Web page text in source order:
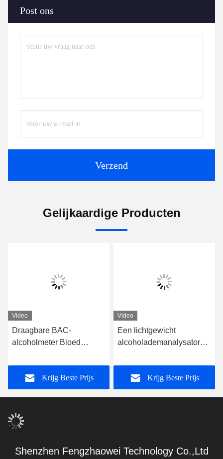
Post ons
Verzend
Gelijkaardige Producten
Video
Draagbare BAC-
alcoholmeter Bloed
ademhalingsmeter
Krijg Beste Prijs
Video
Een lichtgewicht
alcoholademanalysator
opslaan van 200000
testgegevensKrijg Beste Prijs
Shenzhen Fengzhaowei Technology Co.,Ltd